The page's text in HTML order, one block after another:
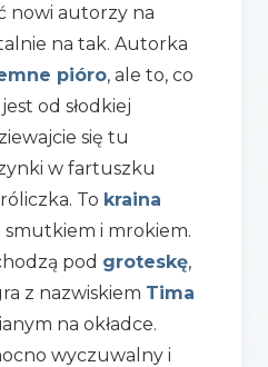
nowi autorzy na
na tak. Autorka
pióro, ale to, co
od słodkiej
się tu
w fartuszku
To kraina
smutkiem i mrokiem.
pod groteskę,
z nazwiskiem Tima
na okładce.
wyczuwalny i